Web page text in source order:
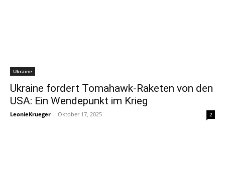
Ukraine
Ukraine fordert Tomahawk-Raketen von den
USA: Ein Wendepunkt im Krieg
LeonieKrueger - Oktober 17, 2025 2